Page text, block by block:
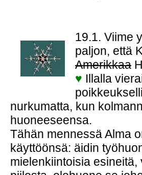
19.1. Viime
paljon, että
Amerikkaa
♥ Illalla
nurkumatta, kun
huoneeseensa.
Tähän mennessä Alma
käyttöönsä: äidin
mielenkiintoisia